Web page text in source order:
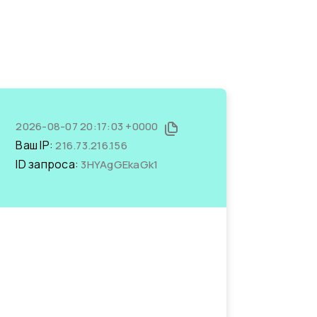
2026-08-07 20:17:03 +0000
Ваш IP:216.73.216.156
ID запроса: 3HYAgGEkaGk1